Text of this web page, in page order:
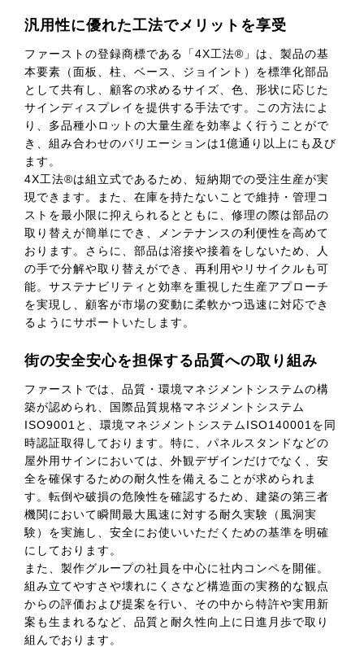
汎用性に優れた工法でメリットを享受
ファーストの登録商標である「4X工法®」は、製品の基
本要素（面板、柱、ベース、ジョイント）を標準化部品
として共有し、顧客の求めるサイズ、色、形状に応じた
サインディスプレイを提供する手法です。この方法によ
り、多品種小ロットの大量生産を効率よく行うことがで
き、組み合わせのバリエーションは1億通り以上にも及び
ます。
4X工法®は組立式であるため、短納期での受注生産が実
現できます。また、在庫を持たないことで維持・管理コ
ストを最小限に抑えられるとともに、修理の際は部品の
取り替えが簡単にでき、メンテナンスの利便性を高めて
おります。さらに、部品は溶接や接着をしないため、人
の手で分解や取り替えができ、再利用やリサイクルも可
能。サステナビリティと効率を重視した生産アプローチ
を実現し、顧客が市場の変動に柔軟かつ迅速に対応でき
るようにサポートいたします。
街の安全安心を担保する品質への取り組み
ファーストでは、品質・環境マネジメントシステムの構
築が認められ、国際品質規格マネジメントシステム
ISO9001と、環境マネジメントシステムISO140001を同
時認証取得しております。特に、パネルスタンドなどの
屋外用サインにおいては、外観デザインだけでなく、安
全を確保するための耐久性を備えることが求められま
す。転倒や破損の危険性を確認するため、建築の第三者
機関において瞬間最大風速に対する耐久実験（風洞実
験）を実施し、安全にお使いいただくための基準を明確
にしております。
また、製作グループの社員を中心に社内コンペを開催。
組み立てやすさや壊れにくさなど構造面の実務的な観点
からの評価および提案を行い、その中から特許や実用新
案も生まれるなど、品質と耐久性向上に日進月歩で取り
組んでおります。